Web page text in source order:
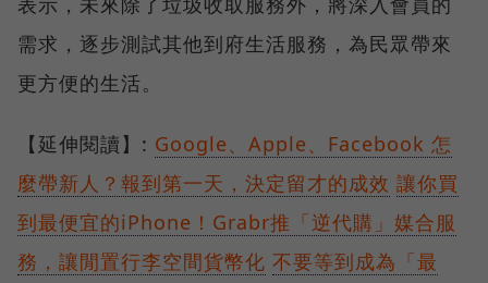
需求，逐步測試其他到府生活服務，為民眾帶來
更方便的生活。
【延伸閱讀】: Google、Apple、Facebook 怎
麼帶新人？報到第一天，決定留才的成效 讓你買
到最便宜的iPhone！Grabr推「逆代購」媒合服
務，讓閒置行李空間貨幣化 不要等到成為「最